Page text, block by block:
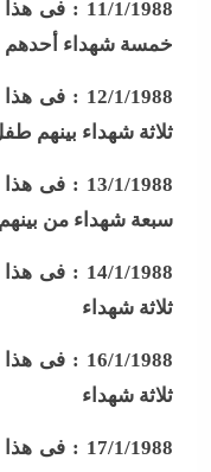
11/1/1988 :
فى هذا
خمسة شهداء
12/1/1988 :
فى هذا
ثلاثة شهداء بينهم
13/1/1988 :
فى هذا
سبعة شهداء من بينهم
14/1/1988 :
فى هذا
ثلاثة شهداء
16/1/1988 :
فى هذا
ثلاثة شهداء
17/1/1988 : فى هذا